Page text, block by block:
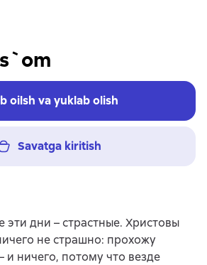
oilsh va yuklab olish
Savatga kiritish
дни – страстные. Христовы
не страшно: прохожу
ничего, потому что везде